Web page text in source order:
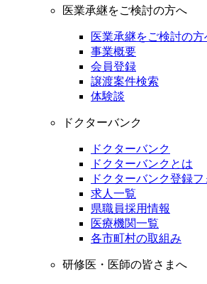
医業承継をご検討の方へ
医業承継をご検討の方
事業概要
会員登録
譲渡案件検索
体験談
ドクターバンク
ドクターバンク
ドクターバンクとは
ドクターバンク登録フ
求人一覧
県職員採用情報
医療機関一覧
各市町村の取組み
研修医・医師の皆さまへ